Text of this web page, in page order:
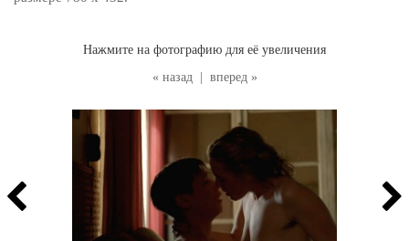
« назад вперед »
Нажмите на фотографию для её увеличения